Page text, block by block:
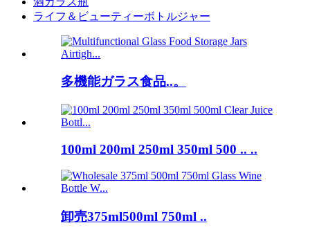
ライフ＆ビューティーボトルジャー
多機能ガラス食品..。
100ml 200ml 250ml 350ml 500 .. ..
卸売375ml500ml 750ml ..